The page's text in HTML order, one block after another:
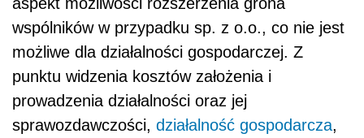
wspólników w przypadku sp. z o.o., co nie jest
możliwe dla działalności gospodarczej. Z
punktu widzenia kosztów założenia i
prowadzenia działalności oraz jej
sprawozdawczości, działalność gospodarcza,